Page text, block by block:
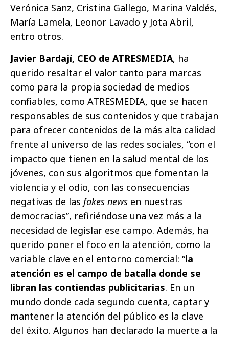
Verónica Sanz, Cristina Gallego, Marina Valdés,
María Lamela, Leonor Lavado y Jota Abril,
entro otros.
Javier Bardají, CEO de ATRESMEDIA, ha
querido resaltar el valor tanto para marcas
como para la propia sociedad de medios
confiables, como ATRESMEDIA, que se hacen
responsables de sus contenidos y que trabajan
para ofrecer contenidos de la más alta calidad
frente al universo de las redes sociales, “con el
impacto que tienen en la salud mental de los
jóvenes, con sus algoritmos que fomentan la
violencia y el odio, con las consecuencias
negativas de las fakes news en nuestras
democracias”, refiriéndose una vez más a la
necesidad de legislar ese campo. Además, ha
querido poner el foco en la atención, como la
variable clave en el entorno comercial: “la
atención es el campo de batalla donde se
libran las contiendas publicitarias. En un
mundo donde cada segundo cuenta, captar y
mantener la atención del público es la clave
del éxito. Algunos han declarado la muerte a la